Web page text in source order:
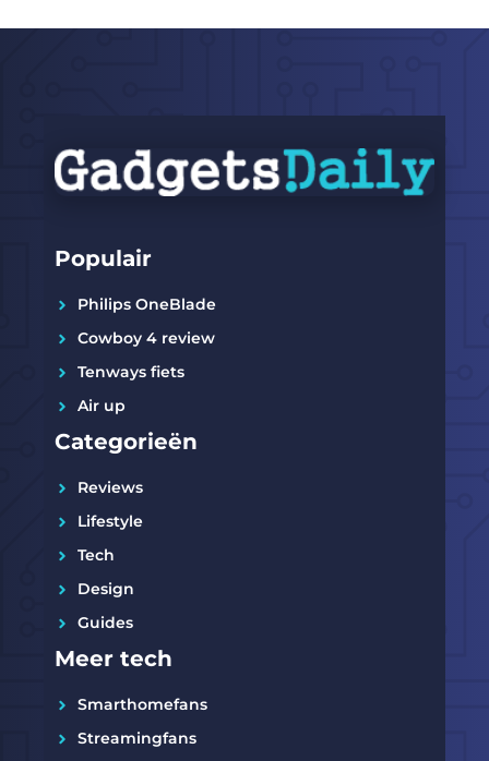
Populair
Philips OneBlade
Cowboy 4 review
Tenways fiets
Air up
Categorieën
Reviews
Lifestyle
Tech
Design
Guides
Meer tech
Smarthomefans
Streamingfans